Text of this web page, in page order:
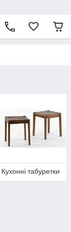
Кухонні табуретки